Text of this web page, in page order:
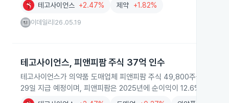
테고사이언스 +2.47% 제약 +1.82%
이데일리 26.05.19
테고사이언스, 피앤피팜 주식 37억 인수
테고사이언스가 의약품 도매업체 피앤피팜 주식 49,800주를 37억
29일 지급 예정이며, 피앤피팜은 2025년에 순이익이 12.6% 줄었습